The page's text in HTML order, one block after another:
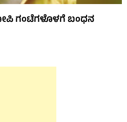
ಗಂಟೆಗಳೊಳಗೆ ಬಂಧನ